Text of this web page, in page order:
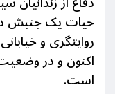
حیات یک جنبش در
روایتگری و
اکنون و در
است.